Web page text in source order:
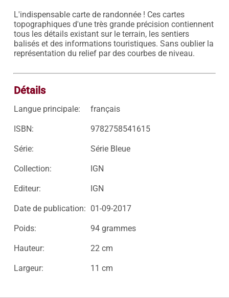
L'indispensable carte de randonnée ! Ces cartes
topographiques d'une très grande précision contiennent
tous les détails existant sur le terrain, les sentiers
balisés et des informations touristiques. Sans oublier la
représentation du relief par des courbes de niveau.
Détails
Langue principale: français
ISBN: 9782758541615
Série: Série Bleue
Collection: IGN
Editeur: IGN
Date de publication: 01-09-2017
Poids: 94 grammes
Hauteur: 22 cm
Largeur: 11 cm